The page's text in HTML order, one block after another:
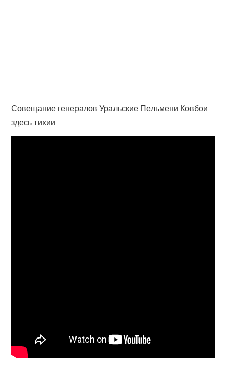
Совещание генералов Уральские Пельмени Ковбои
здесь тихии